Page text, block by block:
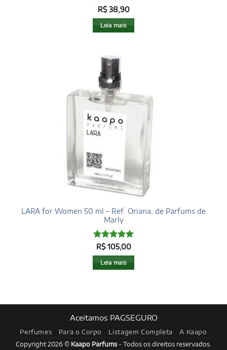
Avaliação5
de 5
R$38,90
Leia mais
LARA for Women 50 ml – Ref. Oriana, de Parfums de
Marly
Avaliação5
de 5
R$105,00
Leia mais
Aceitamos PAGSEGURO
Perfumes Para o Corpo Listagem Completa A Kaapo
Copyright 2026 © Kaapo Parfums- Todos os direitos reservados.